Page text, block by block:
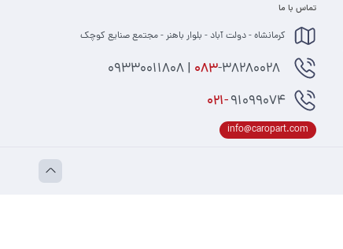
تماس با ما
کرمانشاه - دولت آباد - بلوار باهنر - مجتمع صنایع کوچک
-38280028 | 09330011808
021-91099074
info@caropart.com